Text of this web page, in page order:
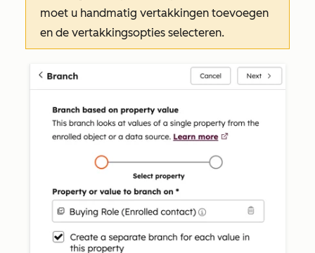
moet u handmatig vertakkingen toevoegen
en de vertakkingsopties selecteren.